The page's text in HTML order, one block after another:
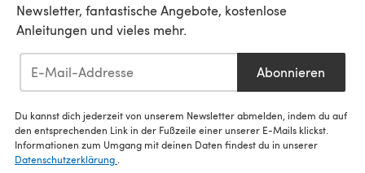
Newsletter, fantastische Angebote, kostenlose
Anleitungen und vieles mehr.
Abonnieren
Du kannst dich jederzeit von unserem Newsletter abmelden, indem du auf
den entsprechenden Link in der Fußzeile einer unserer E-Mails klickst.
Informationen zum Umgang mit deinen Daten findest du in unserer
Datenschutzerklärung